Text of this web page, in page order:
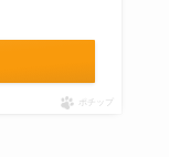
ポチップ